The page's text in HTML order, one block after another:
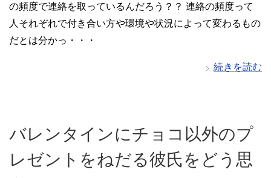
の頻度で連絡を取っているんだろう？？ 連絡の頻度って
人それぞれで付き合い方や環境や状況によって変わるもの
だとは分かっ・・・
続きを読む
バレンタインにチョコ以外のプ
レゼントをねだる彼氏をどう思